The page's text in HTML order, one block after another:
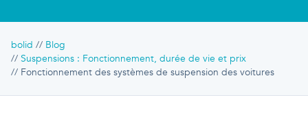
bolid
Blog
Suspensions : Fonctionnement, durée de vie et prix
Fonctionnement des systèmes de suspension des voitures